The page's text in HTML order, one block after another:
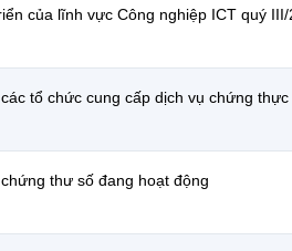
của lĩnh vực Công nghiệp ICT quý III/
tổ chức cung cấp dịch vụ chứng
thư số đang hoạt động